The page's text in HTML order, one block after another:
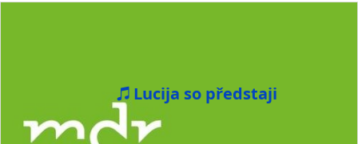
Lucija so předstaji